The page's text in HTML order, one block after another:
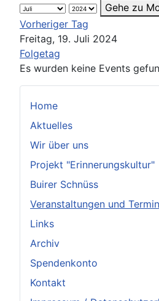
Home
Aktuelles
Wir über uns
Projekt "Erinnerungskultur"
Buirer Schnüss
Veranstaltungen und
Links
Archiv
Spendenkonto
Kontakt
Gehe zu
Vorheriger Tag
Freitag, 19. Juli 2024
Folgetag
Es wurden keine Events